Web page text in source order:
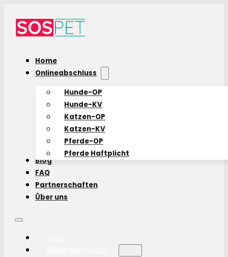
Home
Onlineabschluss
Hunde-OP
Hunde-KV
Katzen-OP
Katzen-KV
Pferde-OP
Pferde Haftplicht
Blog
FAQ
Partnerschaften
Über uns